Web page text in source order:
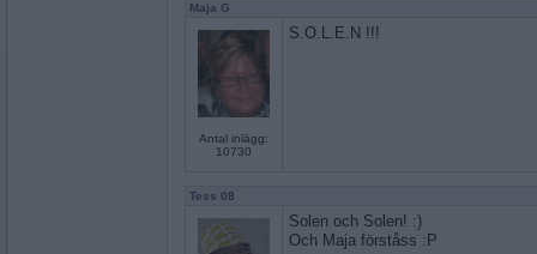
Maja G
Antal inlägg:
10730
S.O.L.E.N !!!
Tess 08
Solen och Solen! :)
Och Maja förståss :P